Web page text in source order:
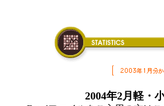
2004年2月軽・